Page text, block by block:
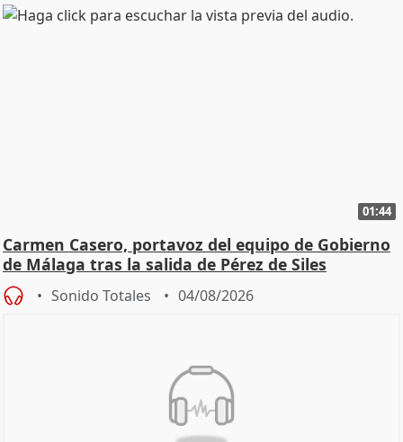
01:44
Carmen Casero, portavoz del equipo de Gobierno
de Málaga tras la salida de Pérez de Siles
Sonido Totales 04/08/2026